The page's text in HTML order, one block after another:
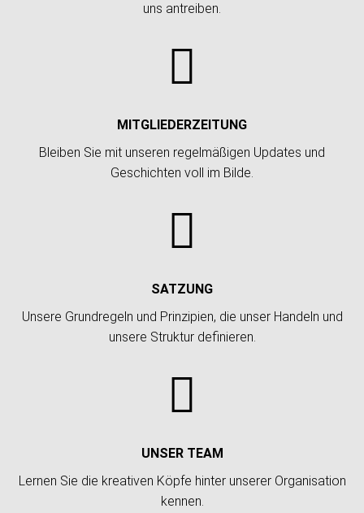
uns antreiben.

MITGLIEDERZEITUNG
Bleiben Sie mit unseren regelmäßigen Updates und
Geschichten voll im Bilde.

SATZUNG
Unsere Grundregeln und Prinzipien, die unser Handeln und
unsere Struktur definieren.

UNSER TEAM
Lernen Sie die kreativen Köpfe hinter unserer Organisation
kennen.